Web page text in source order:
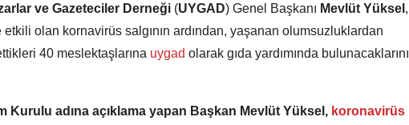
ve Gazeteciler Derneği (UYGAD) Genel Başkanı Mevlüt Yüksel ,
olan kornavirüs salgının ardından, yaşanan olumsuzluklardan
40 meslektaşlarına uygad olarak gıda yardımında bulunacaklarını
Kurulu adına açıklama yapan Başkan Mevlüt Yüksel, koronavirüs